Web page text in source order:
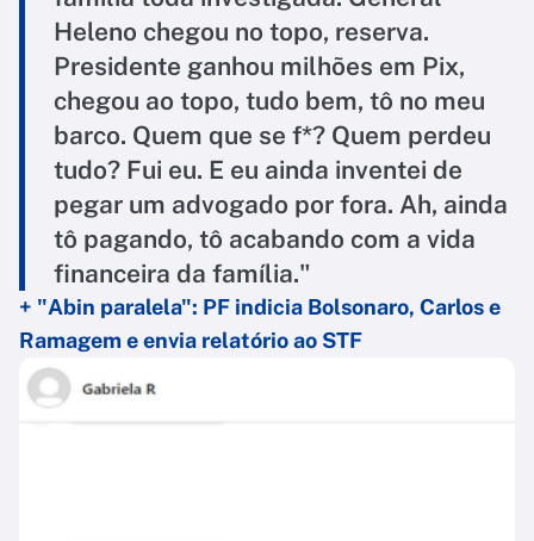
Heleno chegou no topo, reserva.
Presidente ganhou milhões em Pix,
chegou ao topo, tudo bem, tô no meu
barco. Quem que se f*? Quem perdeu
tudo? Fui eu. E eu ainda inventei de
pegar um advogado por fora. Ah, ainda
tô pagando, tô acabando com a vida
financeira da família."
+ "Abin paralela": PF indicia Bolsonaro, Carlos e
Ramagem e envia relatório ao STF